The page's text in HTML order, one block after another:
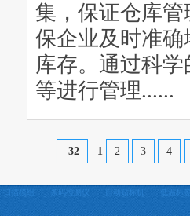
集，保证仓库
保企业及时准
库存。通过科
等进行管理......
32 1 2 3 4
扫描模组 条码检测仪 自动贴标机
低温标